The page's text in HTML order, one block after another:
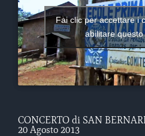
Fai clic per accettare i
abilitare
CONCERTO di SAN
20 Agosto 2013